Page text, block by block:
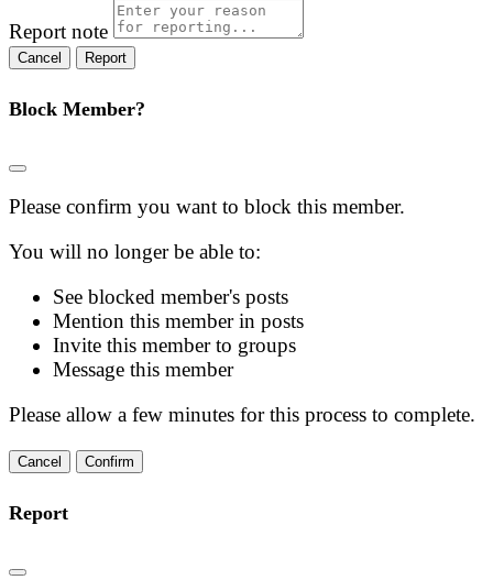
Report note
Report
Block Member?
Please confirm you want to block this member.
You will no longer be able to:
See blocked member's posts
Mention this member in posts
Invite this member to groups
Message this member
Please allow a few minutes for this process to complete.
Confirm
Report